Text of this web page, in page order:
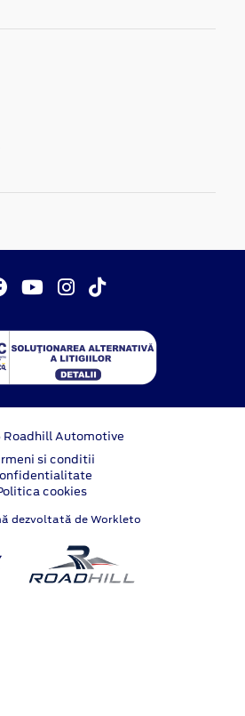
Automotive
si conditii
cookies
dezvoltată de Workleto